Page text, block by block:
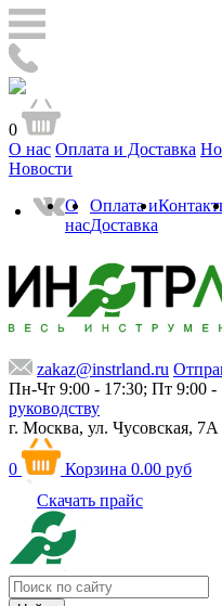
0
О нас Оплата и Доставка
Новости
О
нас
Оплата и
Доставка
zakaz@instrland.ru
Пн-Чт 9:00 - 17:30; Пт 9:00 -
руководству
г. Москва, ул. Чусовская, 7А
0 Корзина 0.00 руб
Скачать прайс